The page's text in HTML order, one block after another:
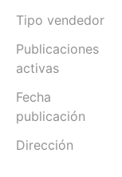
Tipo vendedor
Publicaciones
activas
Fecha
publicación
Dirección